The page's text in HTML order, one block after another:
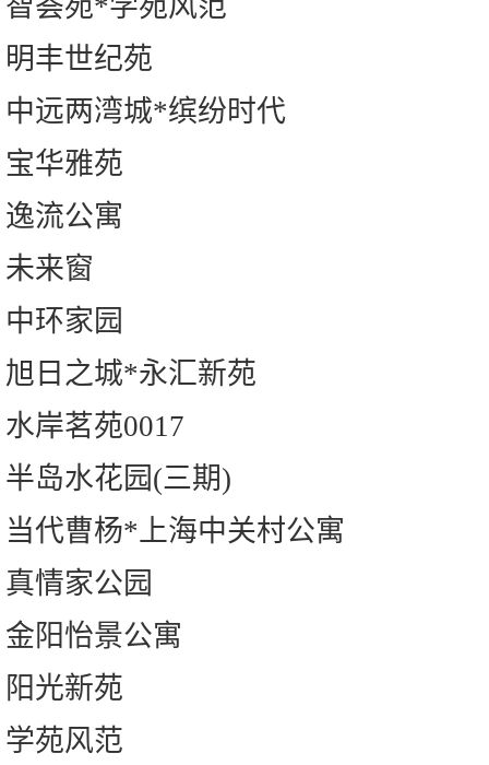
智荟苑*学苑风范
明丰世纪苑
中远两湾城*缤纷时代
宝华雅苑
逸流公寓
未来窗
中环家园
旭日之城*永汇新苑
水岸茗苑0017
半岛水花园(三期)
当代曹杨*上海中关村公寓
真情家公园
金阳怡景公寓
阳光新苑
学苑风范